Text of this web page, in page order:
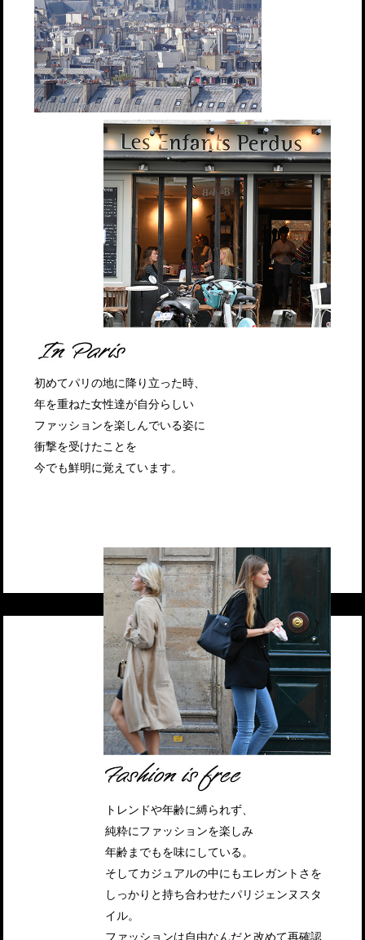
初めてパリの地に降り立った時、
年を重ねた女性達が自分らしい
ファッションを楽しんでいる姿に
衝撃を受けたことを
今でも鮮明に覚えています。
トレンドや年齢に縛られず、
純粋にファッションを楽しみ
年齢までもを味にしている。
そしてカジュアルの中にもエレガントさを
しっかりと持ち合わせたパリジェンヌスタ
イル。
ファッションは自由なんだと改めて再確認